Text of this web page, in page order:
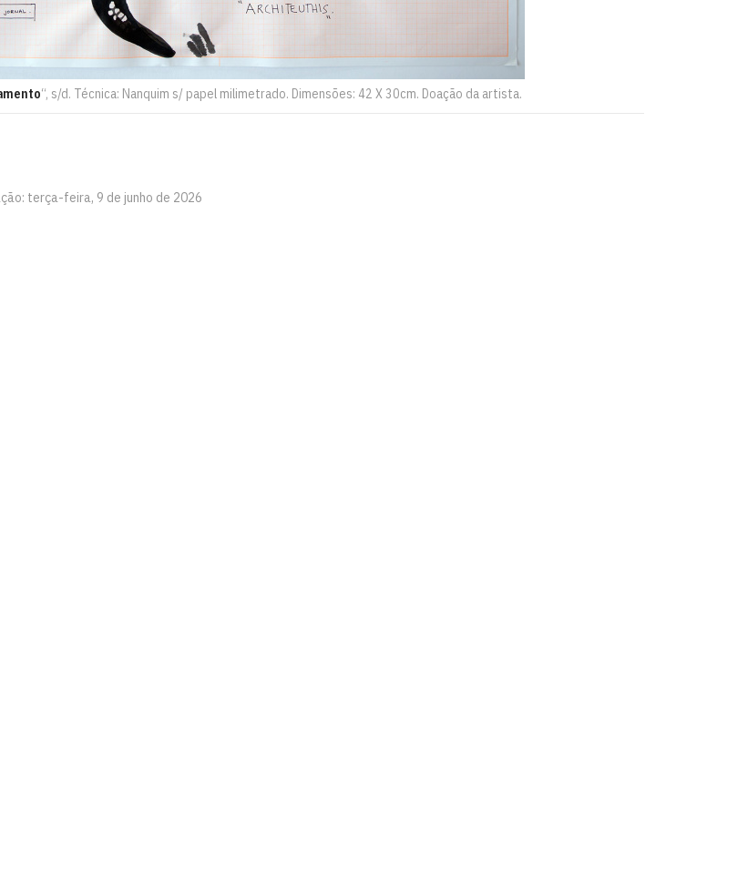
“, s/d. Técnica: Nanquim s/ papel milimetrado. Dimensões: 42 X 30cm. Doação da artista.
terça-feira, 9 de junho de 2026